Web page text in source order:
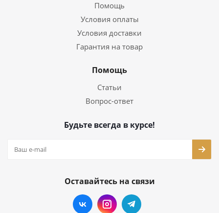
Помощь
Условия оплаты
Условия доставки
Гарантия на товар
Помощь
Статьи
Вопрос-ответ
Будьте всегда в курсе!
Оставайтесь на связи